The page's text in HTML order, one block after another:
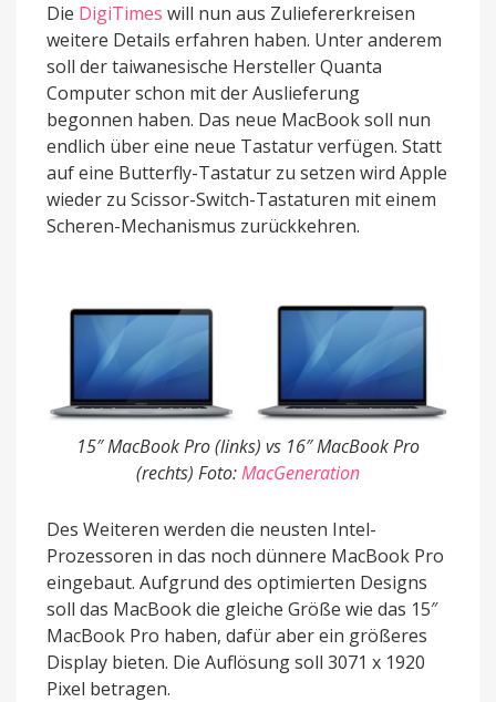
Die DigiTimes will nun aus Zuliefererkreisen
weitere Details erfahren haben. Unter anderem
soll der taiwanesische Hersteller Quanta
Computer schon mit der Auslieferung
begonnen haben. Das neue MacBook soll nun
endlich über eine neue Tastatur verfügen. Statt
auf eine Butterfly-Tastatur zu setzen wird Apple
wieder zu Scissor-Switch-Tastaturen mit einem
Scheren-Mechanismus zurückkehren.
15″ MacBook Pro (links) vs 16″ MacBook Pro
(rechts) Foto:MacGeneration
Des Weiteren werden die neusten Intel-
Prozessoren in das noch dünnere MacBook Pro
eingebaut. Aufgrund des optimierten Designs
soll das MacBook die gleiche Größe wie das 15″
MacBook Pro haben, dafür aber ein größeres
Display bieten. Die Auflösung soll 3071 x 1920
Pixel betragen.